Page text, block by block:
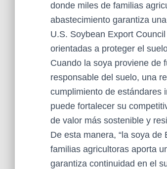
donde miles de familias
abastecimiento garantiza
U.S. Soybean Export
orientadas a proteger el
Cuando la soya proviene de
responsable del suelo, una
cumplimiento de estándares
puede fortalecer su
de valor más sostenible y
De esta manera, “la soya
familias agricultoras aporta
garantiza continuidad en el